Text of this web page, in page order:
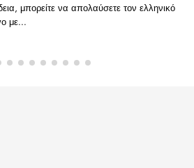
μπορείτε να απολαύσετε τον ελληνικό
με...